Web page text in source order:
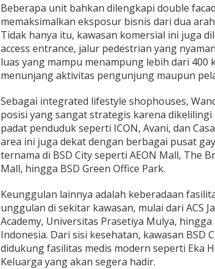
Beberapa unit bahkan dilengkapi double
memaksimalkan eksposur bisnis dari dua
Tidak hanya itu, kawasan komersial ini juga
access entrance, jalur pedestrian yang
luas yang mampu menampung lebih dari 400
menunjang aktivitas pengunjung maupun
Sebagai integrated lifestyle shophouses,
posisi yang sangat strategis karena dikelilingi
padat penduduk seperti ICON, Avani, dan
area ini juga dekat dengan berbagai pusat
ternama di BSD City seperti AEON Mall, The
Mall, hingga BSD Green Office Park.
Keunggulan lainnya adalah keberadaan
unggulan di sekitar kawasan, mulai dari ACS
Academy, Universitas Prasetiya Mulya,
Indonesia. Dari sisi kesehatan, kawasan BSD
didukung fasilitas medis modern seperti Eka
Keluarga yang akan segera hadir.